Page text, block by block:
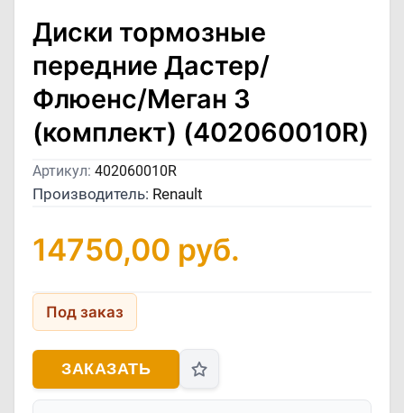
Диски тормозные
передние Дастер/
Флюенс/Меган 3
(комплект) (402060010R)
Артикул: 402060010R
Производитель: Renault
14750,00 руб.
Под заказ
ЗАКАЗАТЬ